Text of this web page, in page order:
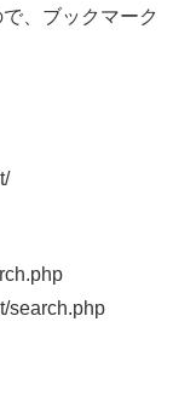
、ブックマーク
search.php